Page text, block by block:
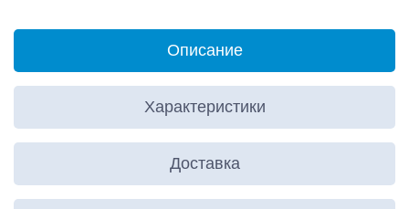
Описание
Характеристики
Доставка